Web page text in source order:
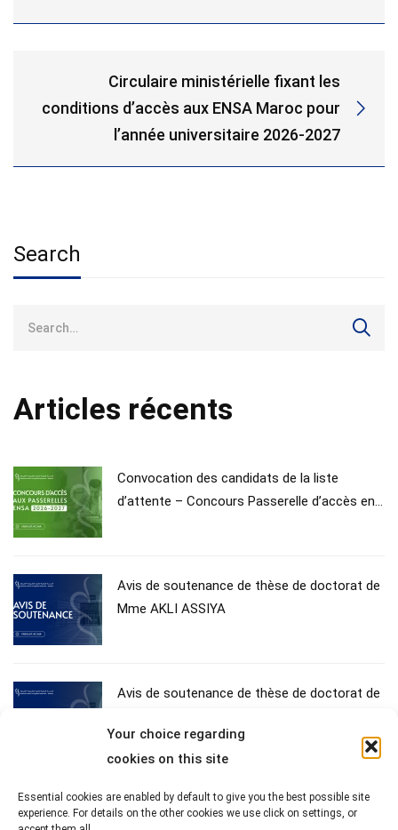
Your choice regarding
cookies on this site
Essential cookies are enabled by default to give you the best possible site
experience. For details on the other cookies we use click on settings, or
ABDELILAH
Circulaire ministérielle fixant les
conditions d’accès aux ENSA Maroc pour
l’année universitaire 2026-2027
Search
Search
Articles récents
Convocation des candidats de la liste
d’attente – Concours Passerelle d’accès en
Avis de soutenance de thèse de doctorat de
Mme AKLI ASSIYA
Avis de soutenance de thèse de doctorat de
Inscription définitive des bacheliers admis à